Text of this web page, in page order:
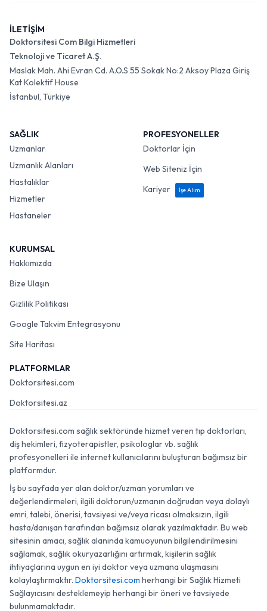
İLETİŞİM
Doktorsitesi Com Bilgi Hizmetleri
Teknoloji ve Ticaret A.Ş.
Maslak Mah. Ahi Evran Cd. A.O.S 55 Sokak No:2 Aksoy Plaza Giriş
Kat Kolektif House
İstanbul, Türkiye
SAĞLIK
Uzmanlar
Uzmanlık Alanları
Hastalıklar
Hizmetler
Hastaneler
PROFESYONELLER
Doktorlar İçin
Web Siteniz İçin
Kariyer
İşe Alım
KURUMSAL
Hakkımızda
Bize Ulaşın
Gizlilik Politikası
Google Takvim Entegrasyonu
Site Haritası
PLATFORMLAR
Doktorsitesi.com
Doktorsitesi.az
Doktorsitesi.com sağlık sektöründe hizmet veren tıp doktorları,
diş hekimleri, fizyoterapistler, psikologlar vb. sağlık
profesyonelleri ile internet kullanıcılarını buluşturan bağımsız bir
platformdur.
İş bu sayfada yer alan doktor/uzman yorumları ve
değerlendirmeleri, ilgili doktorun/uzmanın doğrudan veya dolaylı
emri, talebi, önerisi, tavsiyesi ve/veya ricası olmaksızın, ilgili
hasta/danışan tarafından bağımsız olarak yazılmaktadır. Bu web
sitesinin amacı, sağlık alanında kamuoyunun bilgilendirilmesini
sağlamak, sağlık okuryazarlığını artırmak, kişilerin sağlık
ihtiyaçlarına uygun en iyi doktor veya uzmana ulaşmasını
kolaylaştırmaktır. Doktorsitesi.com herhangi bir Sağlık Hizmeti
Sağlayıcısını desteklemeyip herhangi bir öneri ve tavsiyede
bulunmamaktadır.